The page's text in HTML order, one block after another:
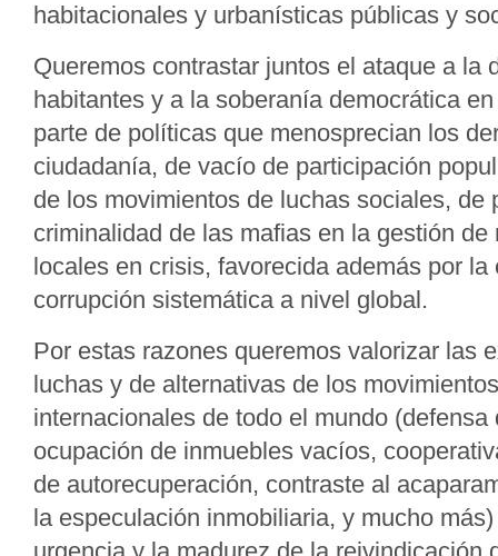
habitacionales y urbanísticas públicas y
Queremos contrastar juntos el ataque a la
habitantes y a la soberanía democrática
parte de políticas que menosprecian los
ciudadanía, de vacío de participación
de los movimientos de luchas sociales, de
criminalidad de las mafias en la gestión de
locales en crisis, favorecida además por la
corrupción sistemática a nivel global.
Por estas razones queremos valorizar las
luchas y de alternativas de los
internacionales de todo el mundo
ocupación de inmuebles vacíos,
de autorecuperación, contraste al
la especulación inmobiliaria, y mucho